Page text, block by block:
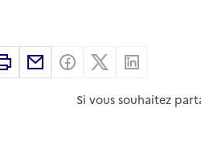
ImprimerPartager par email
Partager surPartager sur X
Si vous souhaitez